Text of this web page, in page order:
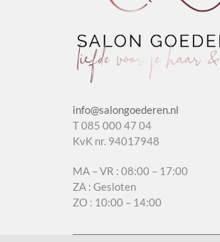
info@salongoederen.nl
T 085 000 47 04
KvK nr. 94017948
MA – VR : 08:00 – 17:00
ZA : Gesloten
ZO : 10:00 – 14:00